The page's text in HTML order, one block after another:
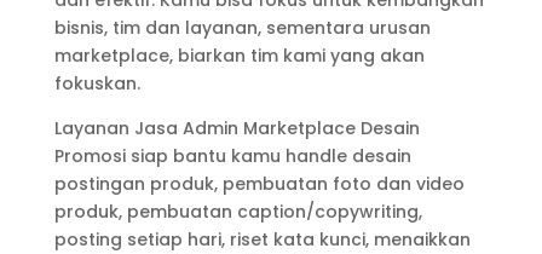
bisnis, tim dan layanan, sementara urusan
marketplace, biarkan tim kami yang akan
fokuskan.
Layanan Jasa Admin Marketplace Desain
Promosi siap bantu kamu handle desain
postingan produk, pembuatan foto dan video
produk, pembuatan caption/copywriting,
posting setiap hari, riset kata kunci, menaikkan